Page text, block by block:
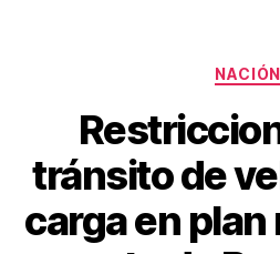
NACIÓN
tránsito de
carga en